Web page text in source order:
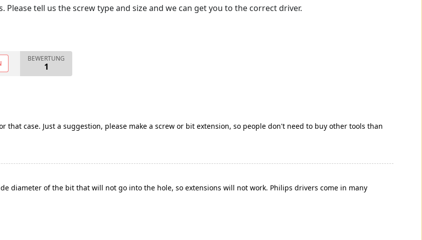
Please tell us the screw type and size and we can get you to the correct driver.
BEWERTUNG
1
that case. Just a suggestion, please make a screw or bit extension, so people don't need to buy other tools than
diameter of the bit that will not go into the hole, so extensions will not work. Philips drivers come in many